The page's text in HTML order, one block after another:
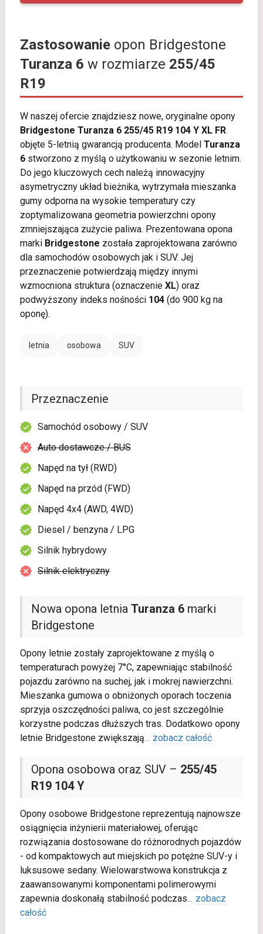
Zastosowanieopon Bridgestone
Turanza 6 w rozmiarze 255/45
R19
W naszej ofercie znajdziesz nowe, oryginalne opony
Bridgestone Turanza 6 255/45 R19 104 Y XL FR
objęte 5-letnią gwarancją producenta. Model Turanza
6stworzono z myślą o użytkowaniu w sezonie letnim.
Do jego kluczowych cech należą innowacyjny
asymetryczny układ bieżnika, wytrzymała mieszanka
gumy odporna na wysokie temperatury czy
zoptymalizowana geometria powierzchni opony
zmniejszająca zużycie paliwa. Prezentowana opona
marki Bridgestone została zaprojektowana zarówno
dla samochodów osobowych jak i SUV. Jej
przeznaczenie potwierdzają między innymi
wzmocniona struktura (oznaczenie XL) oraz
podwyższony indeks nośności 104(do 900 kg na
oponę).
letnia osobowa SUV
Nowa opona letnia Turanza 6marki
Bridgestone
Opony letnie zostały zaprojektowane z myślą o
temperaturach powyżej 7°C, zapewniając stabilność
pojazdu zarówno na suchej, jak i mokrej nawierzchni.
Mieszanka gumowa o obniżonych oporach toczenia
sprzyja oszczędności paliwa, co jest szczególnie
korzystne podczas dłuższych tras. Dodatkowo opony
letnie Bridgestone zwiększają... zobacz całość
Opona osobowa oraz SUV – 255/45
R19 104 Y
Opony osobowe Bridgestone reprezentują najnowsze
osiągnięcia inżynierii materiałowej, oferując
rozwiązania dostosowane do różnorodnych pojazdów
- od kompaktowych aut miejskich po potężne SUV-y i
luksusowe sedany. Wielowarstwowa konstrukcja z
zaawansowanymi komponentami polimerowymi
zapewnia doskonałą stabilność podczas... zobacz
całość
Przeznaczenie
Samochód osobowy / SUV
Auto dostawcze / BUS
Napęd na tył (RWD)
Napęd na przód (FWD)
Napęd 4x4 (AWD, 4WD)
Diesel / benzyna / LPG
Silnik hybrydowy
Silnik elektryczny